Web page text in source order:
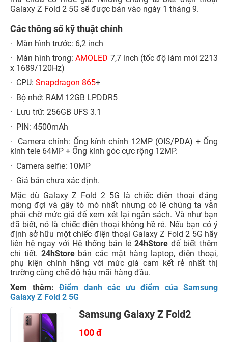
Galaxy Z Fold 2 5G sẽ được bán vào ngày 1 tháng 9.
Các thông số kỹ thuật chính
· Màn hình trước: 6,2 inch
· Màn hình trong:AMOLED 7,7 inch (tốc độ làm mới 2213
x 1689/120Hz)
· CPU: Snapdragon 865+
· Bộ nhớ: RAM 12GB LPDDR5
· Lưu trữ: 256GB UFS 3.1
· PIN: 4500mAh
· Camera chính: Ống kính chính 12MP (OIS/PDA) + Ống
kính tele 64MP + Ống kính góc cực rộng 12MP.
· Camera selfie: 10MP
· Giá bán chưa xác định.
Mặc dù Galaxy Z Fold 2 5G là chiếc điện thoại đáng
mong đợi và gây tò mò nhất nhưng có lẽ chúng ta vẫn
phải chờ mức giá để xem xét lại ngân sách. Và như bạn
đã biết, nó là chiếc điện thoại không hề rẻ. Nếu bạn có ý
định sở hữu một chiếc điện thoại Galaxy Z Fold 2 5G hãy
liên hệ ngay với Hệ thống bán lẻ24hStoređể biết thêm
chi tiết. 24hStore bán các mặt hàng laptop, điện thoại,
phụ kiện chính hãng với mức giá cam kết rẻ nhất thị
trường cùng chế độ hậu mãi hàng đầu.
Xem thêm:Điểm danh các ưu điểm của Samsung
Galaxy Z Fold 2 5G
Samsung Galaxy Z Fold2
100 đ